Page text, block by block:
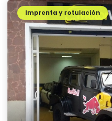
Imprenta y rotulación